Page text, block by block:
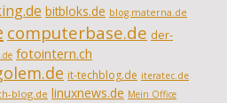
bitbloks.de blog.materna.de
computerbase.de der-
fotointern.ch
it-techblog.de iteratec.de
blog.de linuxnews.de Mein Office